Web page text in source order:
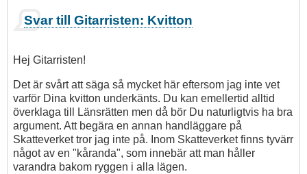
Som
svar
Hur
ser
på
Omrövning
av
Skatt
med
Kvitton
Svar till Gitarristen: Kvitton
Hej Gitarristen!
Det är svårt att säga så mycket här eftersom jag inte vet
varför Dina kvitton underkänts. Du kan emellertid alltid
överklaga till Länsrätten men då bör Du naturligtvis ha bra
argument. Att begära en annan handläggare på
Skatteverket tror jag inte på. Inom Skatteverket finns tyvärr
något av en "kåranda", som innebär att man håller
varandra bakom ryggen i alla lägen.